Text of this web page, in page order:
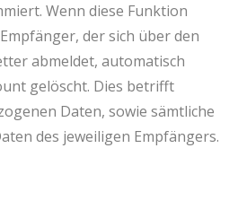
Wenn diese Funktion
der sich über den
abmeldet, automatisch
gelöscht. Dies betrifft
Daten, sowie sämtliche
des jeweiligen Empfängers.